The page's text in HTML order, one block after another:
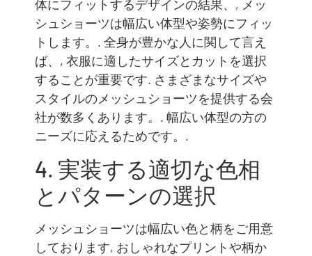
体にフィットするデザインの結果、, メッ
シュショーツは幅広い体型や姿勢にフィッ
トします。. 全身が豊かな人に関して言え
ば、, 衣服に適したサイズとカットを選択
することが重要です. さまざまなサイズや
スタイルのメッシュショーツを提供する会
社が数多くあります。. 幅広い体型の方の
ニーズに応えるためです。.
4. 実装する適切な色相
とパターンの選択
メッシュショーツは幅広い色と柄をご用意
しております, おしゃれなプリントや柄か